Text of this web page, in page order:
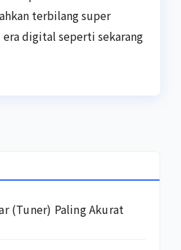
terbilang super
digital seperti sekarang
(Tuner) Paling Akurat